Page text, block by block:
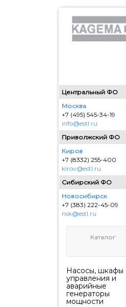
Центральный ФО
Москва
+7 (495) 545-34-19
info@estl.ru
Приволжский ФО
Киров
+7 (8332) 255-400
kirov@estl.ru
Сибирский ФО
Новосибирск
+7 (383) 222-45-09
nsk@estl.ru
Каталог
Насосы, шкафы
управления и
аварийные
генераторы
мощности